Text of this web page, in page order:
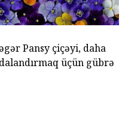
Pansy çiçəyi, daha
üçün gübrə